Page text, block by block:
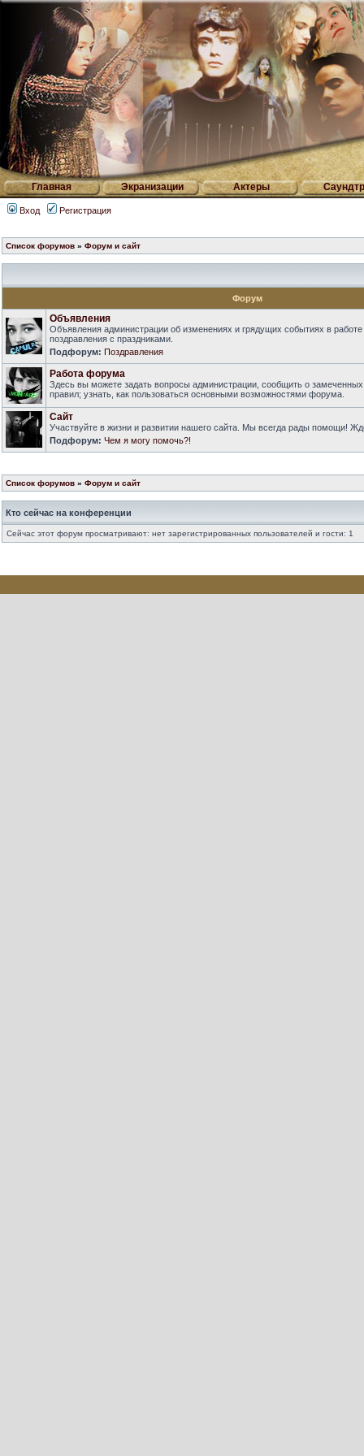
Главная Экранизации Актеры
Вход Регистрация
Список форумов » Форум и сайт
Форум
Объявления
Объявления администрации об изменениях и грядущих событиях в
поздравления с праздниками.
Подфорум: Поздравления
Работа форума
Здесь вы можете задать вопросы администрации, сообщить о
правил; узнать, как пользоваться основными возможностями форума.
Сайт
Участвуйте в жизни и развитии нашего сайта. Мы всегда рады помощи!
Подфорум: Чем я могу помочь?!
Список форумов » Форум и сайт
Кто сейчас на конференции
Сейчас этот форум просматривают: нет зарегистрированных пользователей и гости: 1